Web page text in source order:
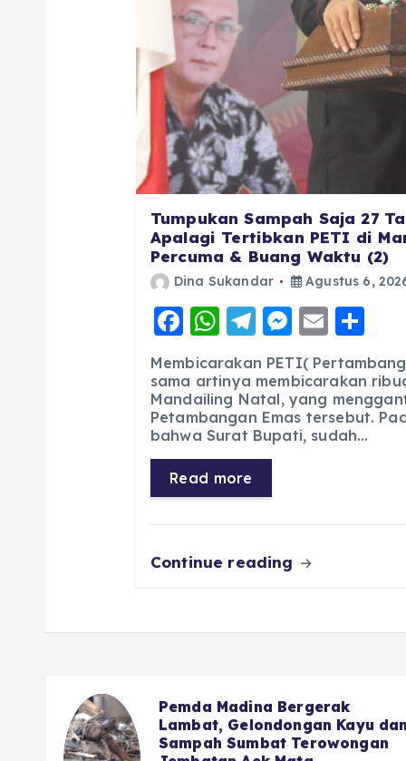
Tumpukan Sampah Saja 27
Apalagi Tertibkan PETI di
Percuma & Buang Waktu (2)
Dina Sukandar Agustus 6,
F
a
c
e
b
o
o
k
W
h
a
ts
A
p
p
T
el
e
g
r
a
m
M
e
ss
e
n
E
m
ai
l
h
a
re
Membicarakan PETI(
sama artinya membicarakan
Mandailing Natal, yang
Petambangan Emas tersebut.
bahwa Surat Bupati, sudah…
Read more
Continue reading
Pemda Madina Bergerak
Lambat, Gelondongan Kayu dan
Sampah Sumbat Terowongan